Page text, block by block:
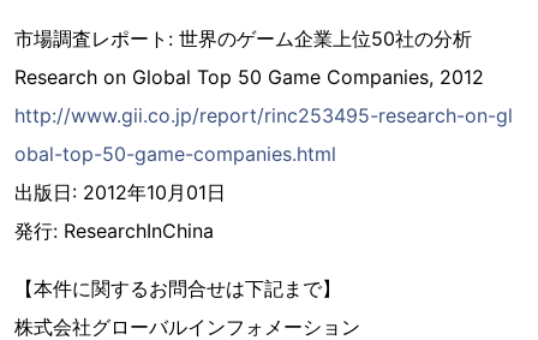
市場調査レポート: 世界のゲーム企業上位50社の分析
Research on Global Top 50 Game Companies, 2012
http://www.gii.co.jp/report/rinc253495-research-on-gl
obal-top-50-game-companies.html
出版日: 2012年10月01日
発行: ResearchInChina
【本件に関するお問合せは下記まで】
株式会社グローバルインフォメーション